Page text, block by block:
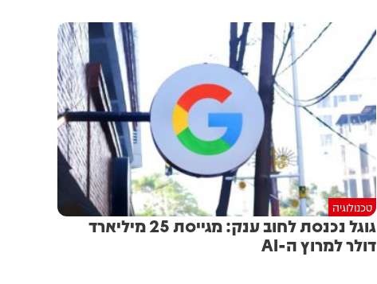
טכנולוגיה
גוגל נכנסת לחוב ענק: מגייסת 25 מיליארד
דולר למרוץ ה-AI